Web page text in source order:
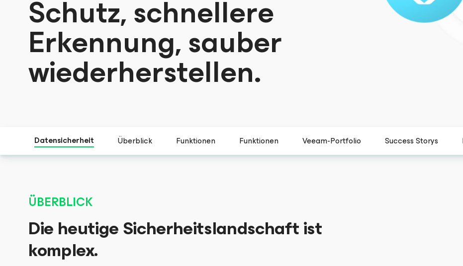
Schutz, schnellere
Erkennung, sauber
wiederherstellen.
Datensicherheit Überblick Funktionen Funktionen Veeam-Portfolio Success Storys
ÜBERBLICK
Die heutige Sicherheitslandschaft ist
komplex.